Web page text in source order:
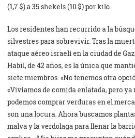
(1,7 $) a 35 shekels (10 $) por kilo.
Los residentes han recurrido a la
silvestres para sobrevivir. Tras la
ataque aéreo israelí en la ciudad de
Habil, de 42 años, es la única que
siete miembros. «No tenemos otra
«Vivíamos de comida enlatada, pero ya
podemos comprar verduras en el
son una locura. Ahora buscamos
malva y la verdolaga para llenar la